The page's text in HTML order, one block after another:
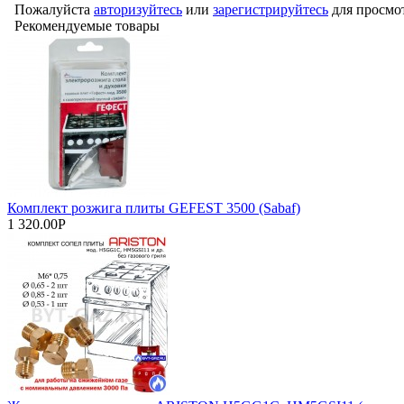
Пожалуйста авторизуйтесь или зарегистрируйтесь для
Рекомендуемые товары
Комплект розжига плиты GEFEST 3500 (Sabaf)
1 320.00Р